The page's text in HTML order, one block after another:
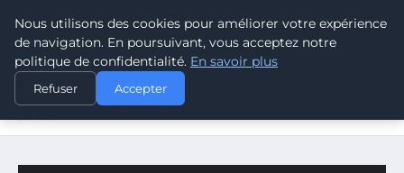
CLIMATE RESPONSE BLOG
ACCUEIL
ÉNERGIE RENOUVELABLE
L’AVENIR DES ÉNERGIES RENOUVELABLES ET LEUR IMPACT
Nous utilisons des cookies pour améliorer votre expérience
de navigation. En poursuivant, vous acceptez notre
politique de confidentialité. En savoir plus
Refuser Accepter